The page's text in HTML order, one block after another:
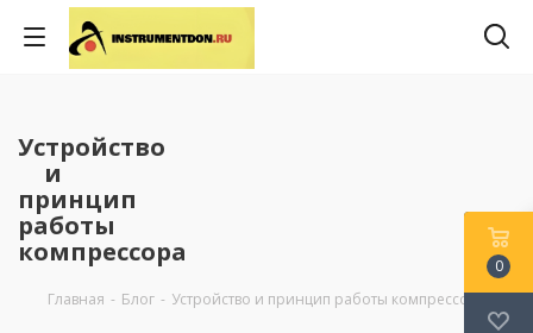
Устройство
и
принцип
работы
компрессора
Главная - Блог - Устройство и принцип работы компрессора
0